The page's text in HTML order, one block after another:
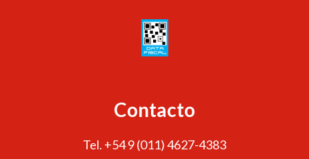
Contacto
Tel. +54 9 (011) 4627-4383